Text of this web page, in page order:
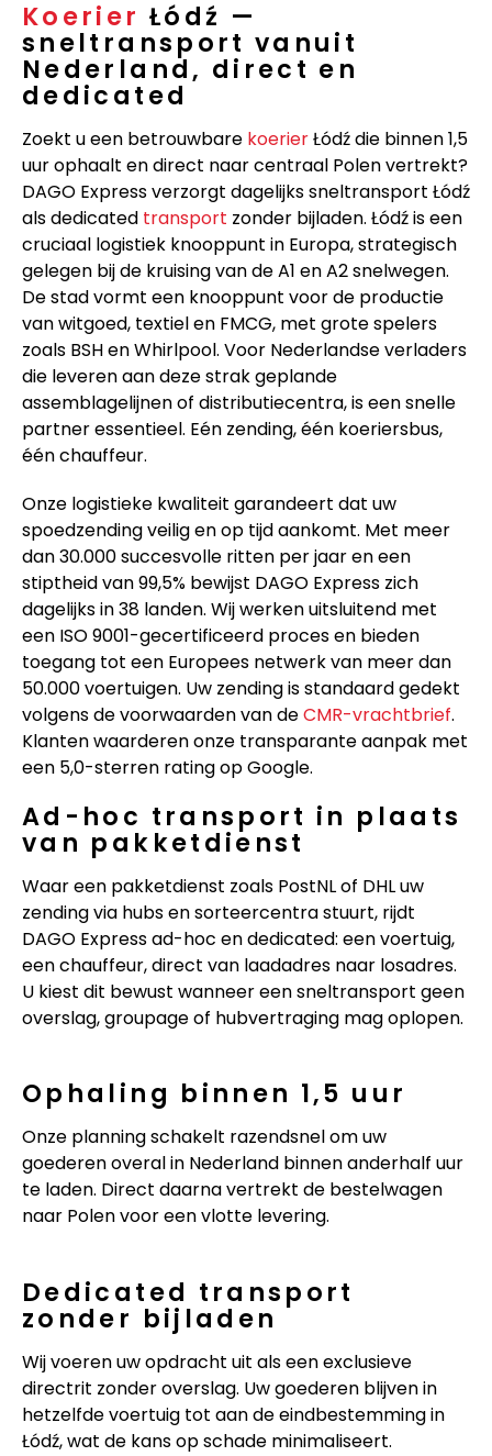
Koerier Łódź —
sneltransport vanuit
Nederland, direct en
dedicated
Zoekt u een betrouwbare koerierŁódź die binnen 1,5
uur ophaalt en direct naar centraal Polen vertrekt?
DAGO Express verzorgt dagelijks sneltransport Łódź
als dedicated transport zonder bijladen. Łódź is een
cruciaal logistiek knooppunt in Europa, strategisch
gelegen bij de kruising van de A1 en A2 snelwegen.
De stad vormt een knooppunt voor de productie
van witgoed, textiel en FMCG, met grote spelers
zoals BSH en Whirlpool. Voor Nederlandse verladers
die leveren aan deze strak geplande
assemblagelijnen of distributiecentra, is een snelle
partner essentieel. Eén zending, één koeriersbus,
één chauffeur.
Onze logistieke kwaliteit garandeert dat uw
spoedzending veilig en op tijd aankomt. Met meer
dan 30.000 succesvolle ritten per jaar en een
stiptheid van 99,5% bewijst DAGO Express zich
dagelijks in 38 landen. Wij werken uitsluitend met
een ISO 9001-gecertificeerd proces en bieden
toegang tot een Europees netwerk van meer dan
50.000 voertuigen. Uw zending is standaard gedekt
volgens de voorwaarden van deCMR-vrachtbrief.
Klanten waarderen onze transparante aanpak met
een 5,0-sterren rating op Google.
Ad-hoc transport in plaats
van pakketdienst
Waar een pakketdienst zoals PostNL of DHL uw
zending via hubs en sorteercentra stuurt, rijdt
DAGO Express ad-hoc en dedicated: een voertuig,
een chauffeur, direct van laadadres naar losadres.
U kiest dit bewust wanneer een sneltransport geen
overslag, groupage of hubvertraging mag oplopen.
Ophaling binnen 1,5 uur
Onze planning schakelt razendsnel om uw
goederen overal in Nederland binnen anderhalf uur
te laden. Direct daarna vertrekt de bestelwagen
naar Polen voor een vlotte levering.
Dedicated transport
zonder bijladen
Wij voeren uw opdracht uit als een exclusieve
directrit zonder overslag. Uw goederen blijven in
hetzelfde voertuig tot aan de eindbestemming in
Łódź, wat de kans op schade minimaliseert.